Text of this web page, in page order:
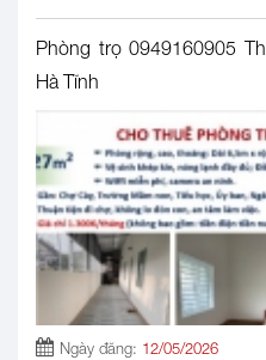
Phòng trọ 0949160905
Hà Tĩnh
Ngày đăng: 12/05/2026